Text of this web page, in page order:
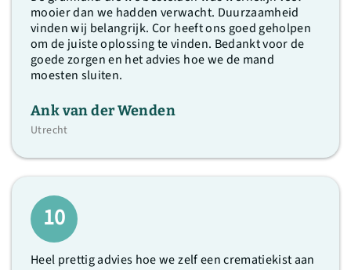
mooier dan we hadden verwacht. Duurzaamheid
vinden wij belangrijk. Cor heeft ons goed geholpen
om de juiste oplossing te vinden. Bedankt voor de
goede zorgen en het advies hoe we de mand
moesten sluiten.
Ank van der Wenden
Utrecht
10
Heel prettig advies hoe we zelf een crematiekist aan